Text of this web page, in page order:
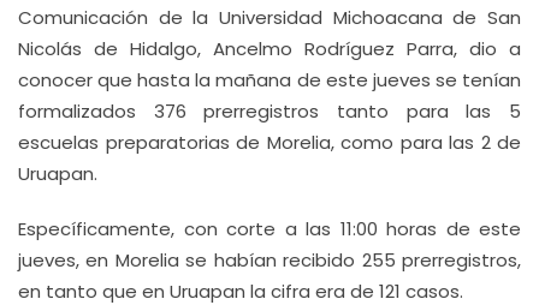
Comunicación de la Universidad Michoacana de San
Nicolás de Hidalgo, Ancelmo Rodríguez Parra, dio a
conocer que hasta la mañana de este jueves se tenían
formalizados 376 prerregistros tanto para las 5
escuelas preparatorias de Morelia, como para las 2 de
Uruapan.
Específicamente, con corte a las 11:00 horas de este
jueves, en Morelia se habían recibido 255 prerregistros,
en tanto que en Uruapan la cifra era de 121 casos.